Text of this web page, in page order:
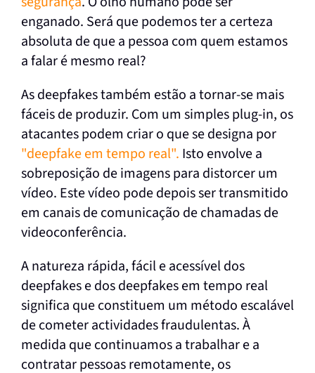
enganado. Será que podemos ter a certeza
absoluta de que a pessoa com quem estamos
a falar é mesmo real?
As deepfakes também estão a tornar-se mais
fáceis de produzir. Com um simples plug-in, os
atacantes podem criar o que se designa por
"deepfake em tempo real". Isto envolve a
sobreposição de imagens para distorcer um
vídeo. Este vídeo pode depois ser transmitido
em canais de comunicação de chamadas de
videoconferência.
A natureza rápida, fácil e acessível dos
deepfakes e dos deepfakes em tempo real
significa que constituem um método escalável
de cometer actividades fraudulentas. À
medida que continuamos a trabalhar e a
contratar pessoas remotamente, os